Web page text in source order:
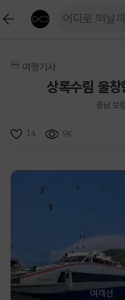
여행기사
상록수림 울
충남 보
14 9K
여객선